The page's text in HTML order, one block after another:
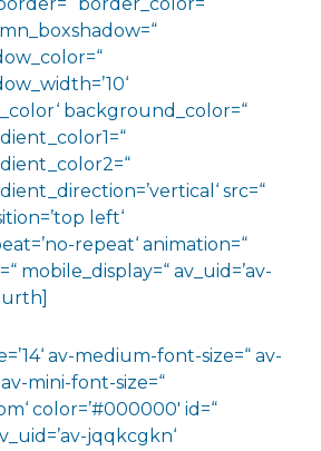
border_color=“
background_color=“
src=“
left‘
repeat‘ animation=“
mobile_display=“ av_uid=’av-
av-medium-font-size=“ av-
mini-font-size=“
color=’#000000′ id=“
jqqkcgkn‘